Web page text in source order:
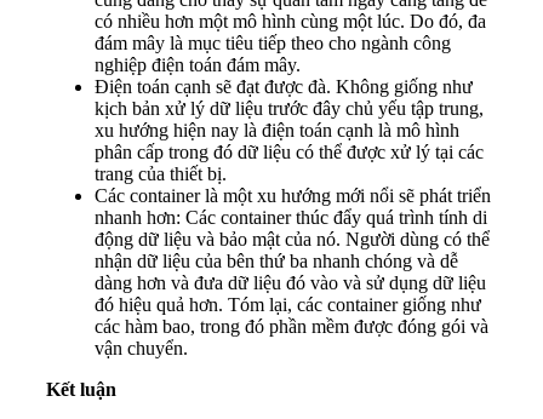
có nhiều hơn một mô hình cùng một lúc. Do đó, đa
đám mây là mục tiêu tiếp theo cho ngành công
nghiệp điện toán đám mây.
Điện toán cạnh sẽ đạt được đà. Không giống như
kịch bản xử lý dữ liệu trước đây chủ yếu tập trung,
xu hướng hiện nay là điện toán cạnh là mô hình
phân cấp trong đó dữ liệu có thể được xử lý tại các
trang của thiết bị.
Các container là một xu hướng mới nổi sẽ phát triển
nhanh hơn: Các container thúc đẩy quá trình tính di
động dữ liệu và bảo mật của nó. Người dùng có thể
nhận dữ liệu của bên thứ ba nhanh chóng và dễ
dàng hơn và đưa dữ liệu đó vào và sử dụng dữ liệu
đó hiệu quả hơn. Tóm lại, các container giống như
các hàm bao, trong đó phần mềm được đóng gói và
vận chuyển.
Kết luận